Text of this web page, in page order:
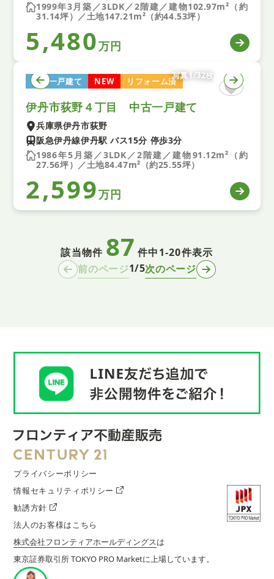
1999年3月築／3LDK／2階建／建物102.97m²（約
31.14坪）／土地147.21m²（約44.53坪）
5,480万円
中古一戸建て NEW リフォーム済
写真1/32枚
伊丹市荻野４丁目 中古一戸建て
兵庫県伊丹市荻野
阪急伊丹線伊丹駅 バス15分 停歩3分
1986年5月築／3LDK／2階建／建物91.12m²（約
27.56坪）／土地84.47m²（約25.55坪）
2,599万円
該当物件 87 件中1-20件表示
前のページ1/5次のページ
プライバシーポリシー
情報セキュリティポリシー
勧誘方針
法人のお客様はこちら
株式会社フロンティアホールディングスは
東京証券取引所 TOKYO PRO Marketに上場しています。